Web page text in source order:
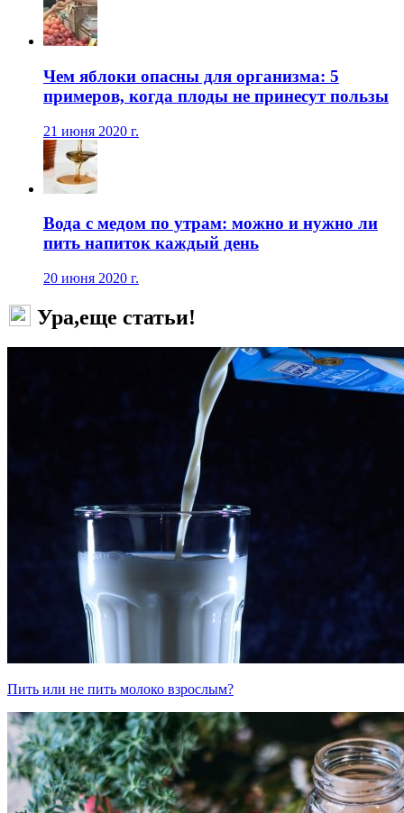
Чем яблоки опасны для организма: 5
примеров, когда плоды не принесут пользы
21 июня 2020 г.
Вода с медом по утрам: можно и нужно ли
пить напиток каждый день
20 июня 2020 г.
Ура,еще статьи!
Пить или не пить молоко взрослым?